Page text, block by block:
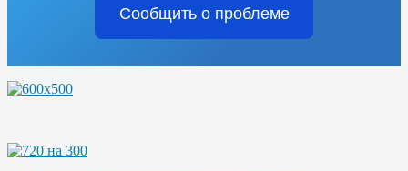
Сообщить о проблеме